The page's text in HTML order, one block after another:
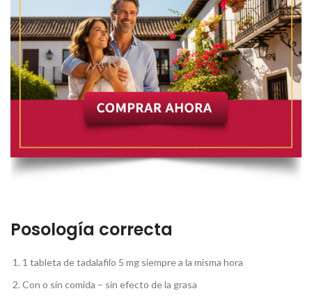
Posología correcta
1 tableta de tadalafilo 5 mg siempre a la misma hora
Con o sin comida – sin efecto de la grasa